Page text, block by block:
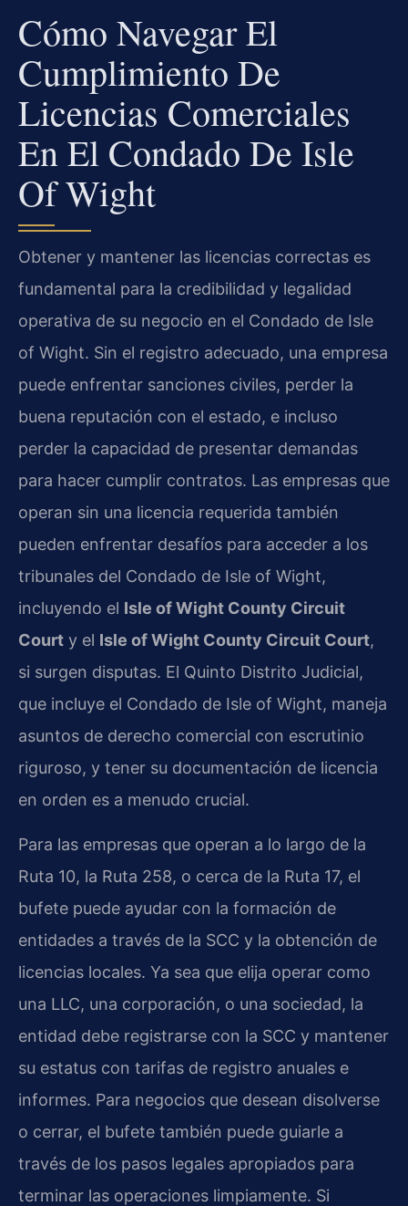
Cómo Navegar El
Cumplimiento De
Licencias Comerciales
En El Condado De Isle
Of Wight
Obtener y mantener las licencias correctas es
fundamental para la credibilidad y legalidad
operativa de su negocio en el Condado de Isle
of Wight. Sin el registro adecuado, una empresa
puede enfrentar sanciones civiles, perder la
buena reputación con el estado, e incluso
perder la capacidad de presentar demandas
para hacer cumplir contratos. Las empresas que
operan sin una licencia requerida también
pueden enfrentar desafíos para acceder a los
tribunales del Condado de Isle of Wight,
incluyendo el Isle of Wight County Circuit
Court y el Isle of Wight County Circuit Court,
si surgen disputas. El Quinto Distrito Judicial,
que incluye el Condado de Isle of Wight, maneja
asuntos de derecho comercial con escrutinio
riguroso, y tener su documentación de licencia
en orden es a menudo crucial.
Para las empresas que operan a lo largo de la
Ruta 10, la Ruta 258, o cerca de la Ruta 17, el
bufete puede ayudar con la formación de
entidades a través de la SCC y la obtención de
licencias locales. Ya sea que elija operar como
una LLC, una corporación, o una sociedad, la
entidad debe registrarse con la SCC y mantener
su estatus con tarifas de registro anuales e
informes. Para negocios que desean disolverse
o cerrar, el bufete también puede guiarle a
través de los pasos legales apropiados para
terminar las operaciones limpiamente. Si